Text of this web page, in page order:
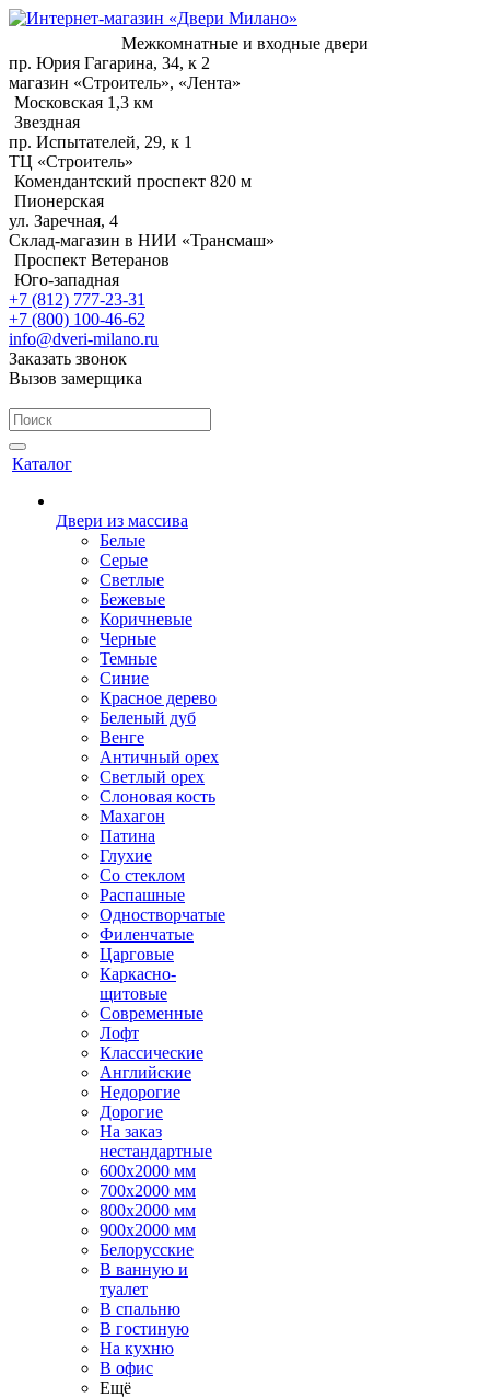
Межкомнатные и входные двери
пр. Юрия Гагарина, 34, к 2
магазин «Строитель», «Лента»
Московская 1,3 км
Звездная
пр. Испытателей, 29, к 1
ТЦ «Строитель»
Комендантский проспект 820 м
Пионерская
ул. Заречная, 4
Склад-магазин в НИИ «Трансмаш»
Проспект Ветеранов
Юго-западная
+7 (812) 777-23-31
+7 (800) 100-46-62
info@dveri-milano.ru
Заказать звонок
Вызов замерщика
Каталог
Двери из массива
Белые
Серые
Светлые
Бежевые
Коричневые
Черные
Темные
Синие
Красное дерево
Беленый дуб
Венге
Античный орех
Светлый орех
Слоновая кость
Махагон
Патина
Глухие
Со стеклом
Распашные
Одностворчатые
Филенчатые
Царговые
Каркасно-
щитовые
Современные
Лофт
Классические
Английские
Недорогие
Дорогие
На заказ
нестандартные
600х2000 мм
700х2000 мм
800х2000 мм
900х2000 мм
Белорусские
В ванную и
туалет
В спальню
В гостиную
На кухню
В офис
Ещё